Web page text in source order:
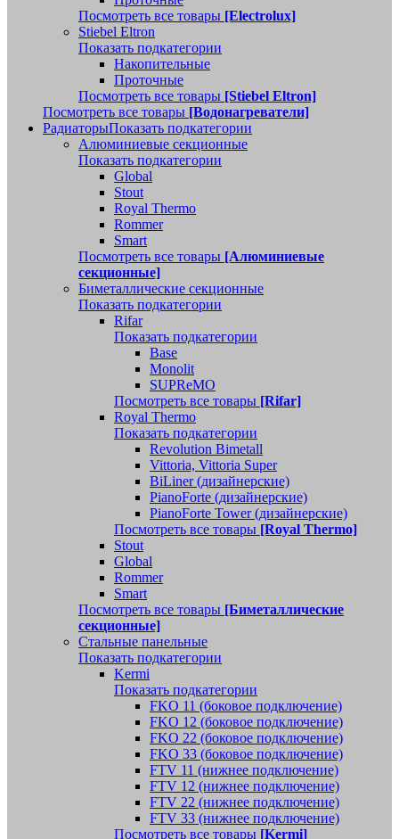
Посмотреть все товары [Electrolux]
Stiebel Eltron
Показать подкатегории
Накопительные
Проточные
Посмотреть все товары [Stiebel Eltron]
Посмотреть все товары [Водонагреватели]
РадиаторыПоказать подкатегории
Алюминиевые секционные
Показать подкатегории
Global
Stout
Royal Thermo
Rommer
Smart
Посмотреть все товары [Алюминиевые
секционные]
Биметаллические секционные
Показать подкатегории
Rifar
Показать подкатегории
Base
Monolit
SUPReMO
Посмотреть все товары [Rifar]
Royal Thermo
Показать подкатегории
Revolution Bimetall
Vittoria, Vittoria Super
BiLiner (дизайнерские)
PianoForte (дизайнерские)
PianoForte Tower (дизайнерские)
Посмотреть все товары [Royal Thermo]
Stout
Global
Rommer
Smart
Посмотреть все товары [Биметаллические
секционные]
Стальные панельные
Показать подкатегории
Kermi
Показать подкатегории
FKO 11 (боковое подключение)
FKO 12 (боковое подключение)
FKO 22 (боковое подключение)
FKO 33 (боковое подключение)
FTV 11 (нижнее подключение)
FTV 12 (нижнее подключение)
FTV 22 (нижнее подключение)
FTV 33 (нижнее подключение)
Посмотреть все товары [Kermi]